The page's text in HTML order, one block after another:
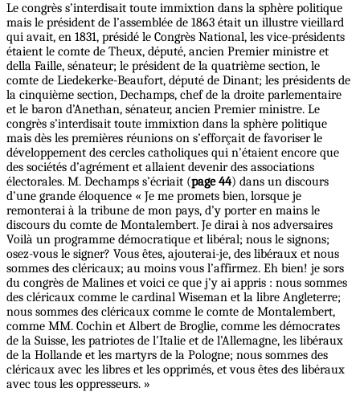
Le congrès s’interdisait toute immixtion dans la sphère politique
mais le président de l’assemblée de 1863 était un illustre vieillard
qui avait, en 1831, présidé le Congrès National, les vice-présidents
étaient le comte de Theux, député, ancien Premier ministre et
della Faille, sénateur; le président de la quatrième section, le
comte de Liedekerke-Beaufort, député de Dinant; les présidents de
la cinquième section, Dechamps, chef de la droite parlementaire
et le baron d’Anethan, sénateur, ancien Premier ministre. Le
congrès s’interdisait toute immixtion dans la sphère politique
mais dès les premières réunions on s’efforçait de favoriser le
développement des cercles catholiques qui n’étaient encore que
des sociétés d’agrément et allaient devenir des associations
électorales. M. Dechamps s’écriait (page 44) dans un discours
d’une grande éloquence « Je me promets bien, lorsque je
remonterai à la tribune de mon pays, d’y porter en mains le
discours du comte de Montalembert. Je dirai à nos adversaires
Voilà un programme démocratique et libéral; nous le signons;
osez-vous le signer? Vous êtes, ajouterai-je, des libéraux et nous
sommes des cléricaux; au moins vous l’affirmez. Eh bien! je sors
du congrès de Malines et voici ce que j’y ai appris : nous sommes
des cléricaux comme le cardinal Wiseman et la libre Angleterre;
nous sommes des cléricaux comme le comte de Montalembert,
comme MM. Cochin et Albert de Broglie, comme les démocrates
de la Suisse, les patriotes de l’Italie et de l’Allemagne, les libéraux
de la Hollande et les martyrs de la Pologne; nous sommes des
cléricaux avec les libres et les opprimés, et vous êtes des libéraux
avec tous les oppresseurs. »